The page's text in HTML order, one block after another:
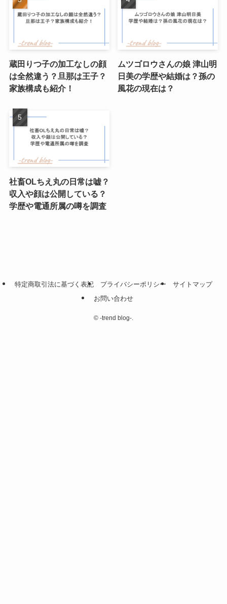
蔵田りつ子の加工なしの顔
は全然違う？旦那は王子？
家族構成も紹介！
ムツゴロウさんの娘 津山明
日美の学歴や結婚は？孫の
風花の現在は？
社畜OLちえ丸の日常は嘘？
収入や顔は公開している？
学歴や電通所属の噂を調査
特定商取引法に基づく表記 プライバシーポリシー
サイトマップ
お問い合わせ
© -trend blog-.